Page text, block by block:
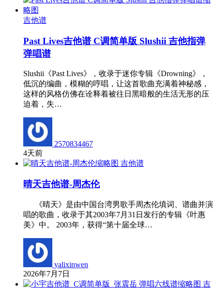
吉他谱
Past Lives吉他谱 C调简单版 Slushii 吉他指弹
弹唱谱
Slushii《Past Lives》，收录于迷你专辑《Drowning》，
低沉的编曲，模糊的哼唱，让这首歌曲充满着神秘感，
这样的风格仿佛在诠释着被往日黑暗般的生活无形的压
迫着，失…
2570834467
4天前
吉他谱
晴天吉他谱-周杰伦
《晴天》是由中国台湾男歌手周杰伦填词、谱曲并演
唱的歌曲，收录于其2003年7月31日发行的专辑《叶惠
美》中。 2003年，获得“第十届全球…
yalixinwen
2026年7月7日
吉